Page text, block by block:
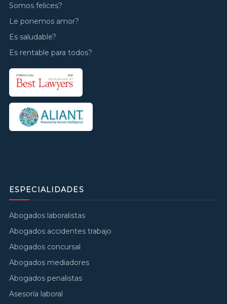
Somos felices?
Le ponemos amor?
Es saludable?
Es rentable para todos?
ESPECIALIDADES
Abogados laboralistas
Abogados accidentes trabajo
Abogados concursal
Abogados mediadores
Abogados penalistas
Asesoría laboral